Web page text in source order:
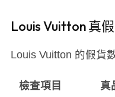
Louis Vuitton 真假
Louis Vuitton 的假貨
檢查項目 真